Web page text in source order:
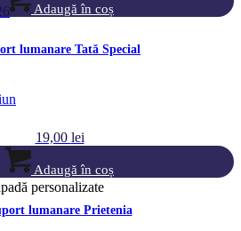
personalizate
Adaugă în coș
lumanare Tată Special
19,00 lei
Adaugă în coș
lumanare Prietenia